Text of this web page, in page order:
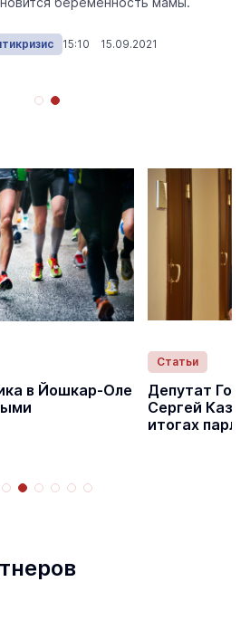
15:10 15.09.2021
в Йошкар-Оле
Статьи
Депутат
Сергей
итогах